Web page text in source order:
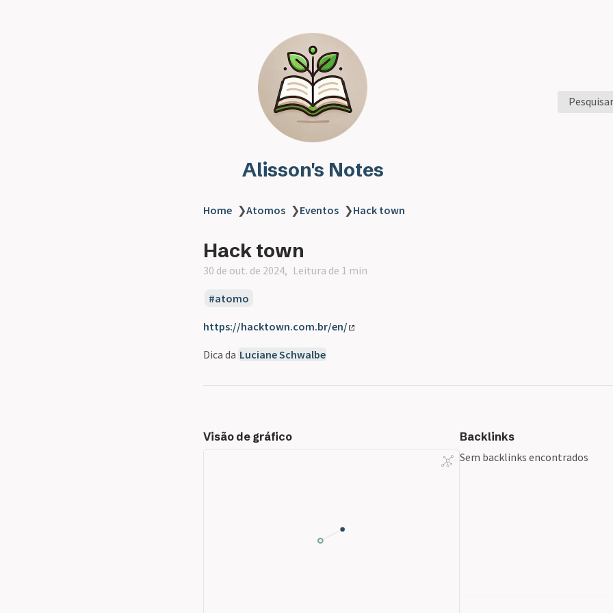
Alisson's Notes
Home ❯Atomos ❯Eventos ❯Hack town
Hack town
30 de out. de 2024 Leitura de 1 min
atomo
https://hacktown.com.br/en/
Dica da Luciane Schwalbe
Visão de gráfico
Backlinks
Sem backlinks encontrados